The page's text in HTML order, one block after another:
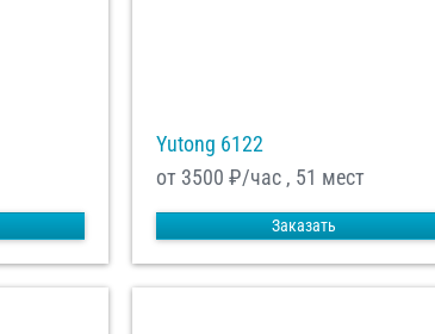
Yutong 6122
от 3500 ₽/час , 51 мест
Заказать